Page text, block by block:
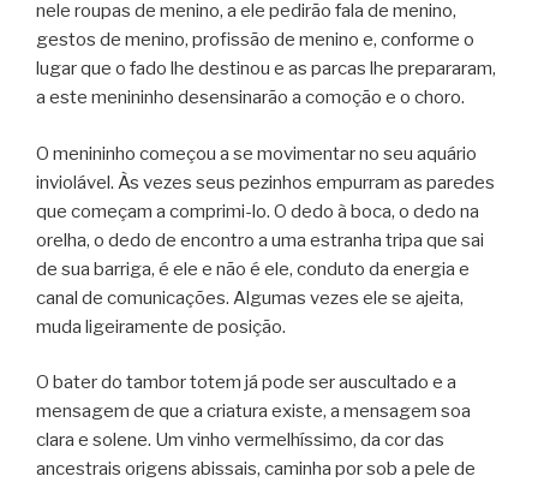
nele roupas de menino, a ele pedirão fala de menino,
gestos de menino, profissão de menino e, conforme o
lugar que o fado lhe destinou e as parcas lhe prepararam,
a este menininho desensinarão a comoção e o choro.
O menininho começou a se movimentar no seu aquário
inviolável. Às vezes seus pezinhos empurram as paredes
que começam a comprimi-lo. O dedo à boca, o dedo na
orelha, o dedo de encontro a uma estranha tripa que sai
de sua barriga, é ele e não é ele, conduto da energia e
canal de comunicações. Algumas vezes ele se ajeita,
muda ligeiramente de posição.
O bater do tambor totem já pode ser auscultado e a
mensagem de que a criatura existe, a mensagem soa
clara e solene. Um vinho vermelhíssimo, da cor das
ancestrais origens abissais, caminha por sob a pele de